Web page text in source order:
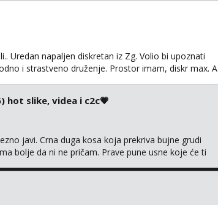
Uredan napaljen diskretan iz Zg. Volio bi upoznati
i strastveno druženje. Prostor imam, diskr max. A
hot slike, videa i c2c💗
javi. Crna duga kosa koja prekriva bujne grudi
bolje da ni ne pričam. Prave pune usne koje će ti